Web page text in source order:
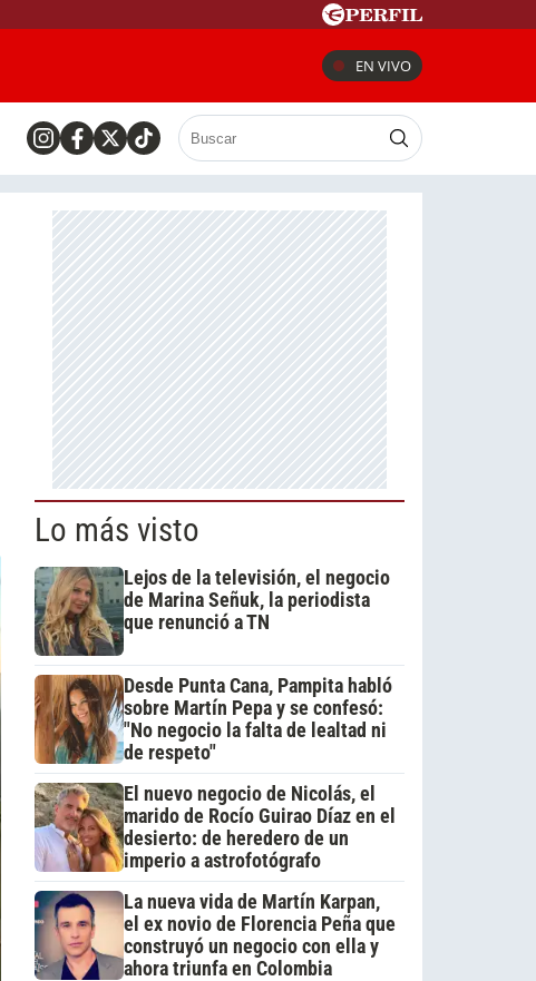
EN VIVO
Lo más visto
Lejos de la televisión, el negocio
de Marina Señuk, la periodista
que renunció a TN
Desde Punta Cana, Pampita habló
sobre Martín Pepa y se confesó:
"No negocio la falta de lealtad ni
de respeto"
El nuevo negocio de Nicolás, el
marido de Rocío Guirao Díaz en el
desierto: de heredero de un
imperio a astrofotógrafo
La nueva vida de Martín Karpan,
el ex novio de Florencia Peña que
construyó un negocio con ella y
ahora triunfa en Colombia